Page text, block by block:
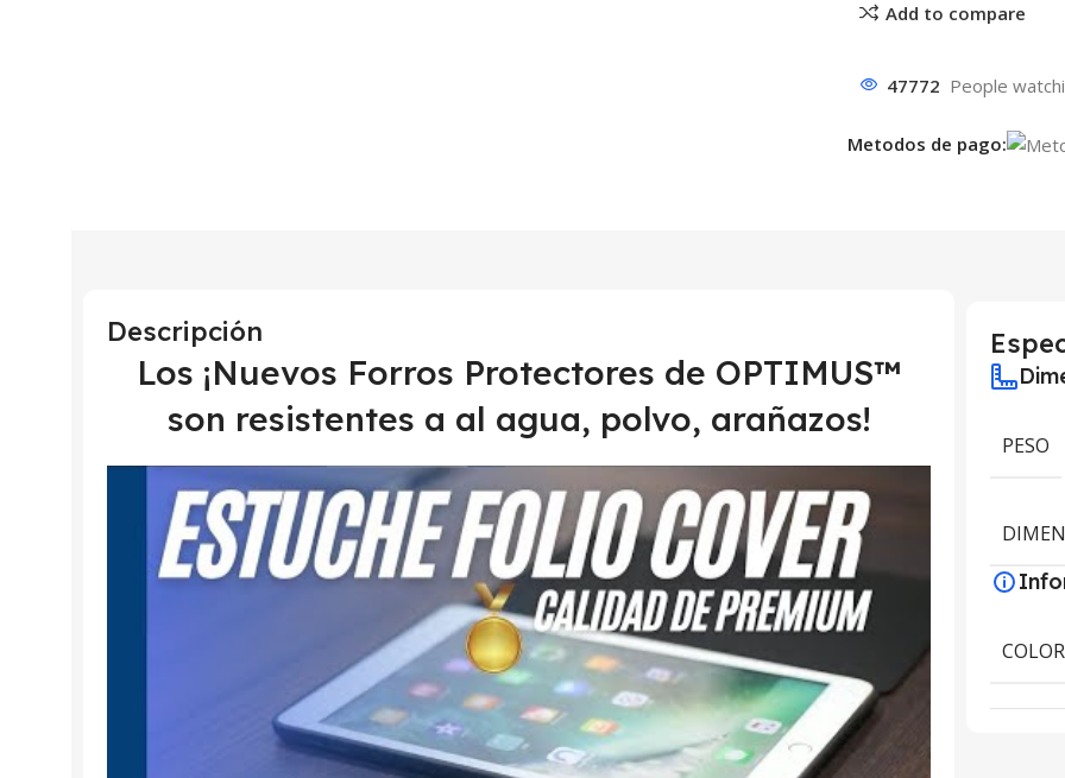
Add to compare
47772 People
Metodos de pago:
Descripción
Los ¡Nuevos Forros Protectores de OPTIMUS™
son resistentes a al agua, polvo, arañazos!
PESO
COLOR